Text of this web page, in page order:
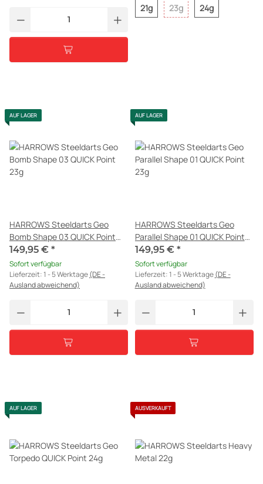
21g
23g 24g
AUF LAGER
HARROWS Steeldarts Geo
Bomb Shape 03 QUICK Point
23g
149,95 € *
Sofort verfügbar
Lieferzeit:1 - 5 Werktage(DE -
Ausland abweichend)
AUF LAGER
HARROWS Steeldarts Geo
Parallel Shape 01 QUICK Point
23g
149,95 € *
Sofort verfügbar
Lieferzeit:1 - 5 Werktage(DE -
Ausland abweichend)
AUF LAGER AUSVERKAUFT